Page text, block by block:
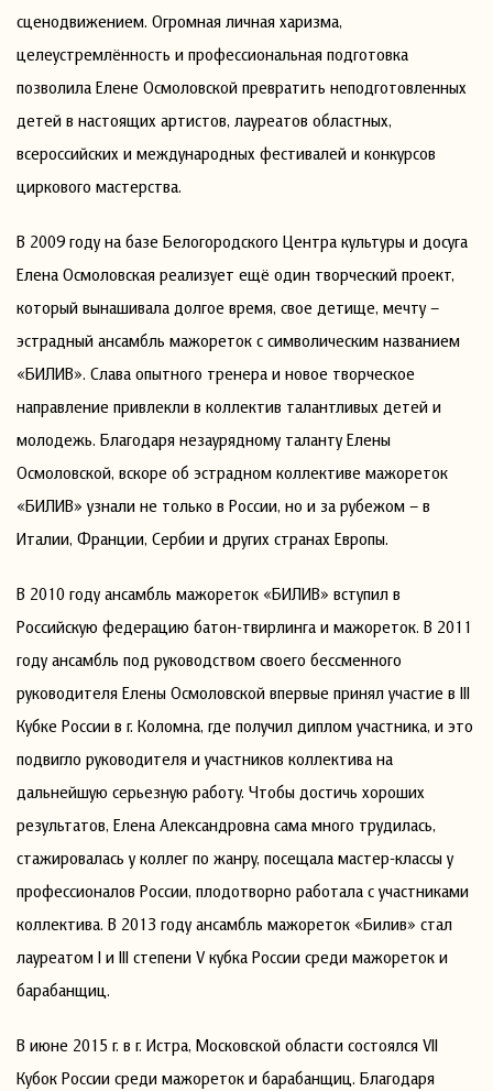
сценодвижением. Огромная личная харизма,
целеустремлённость и профессиональная подготовка
позволила Елене Осмоловской превратить неподготовленных
детей в настоящих артистов, лауреатов областных,
всероссийских и международных фестивалей и конкурсов
циркового мастерства.
В 2009 году на базе Белогородского Центра культуры и досуга
Елена Осмоловская реализует ещё один творческий проект,
который вынашивала долгое время, свое детище, мечту –
эстрадный ансамбль мажореток с символическим названием
«БИЛИВ». Слава опытного тренера и новое творческое
направление привлекли в коллектив талантливых детей и
молодежь. Благодаря незаурядному таланту Елены
Осмоловской, вскоре об эстрадном коллективе мажореток
«БИЛИВ» узнали не только в России, но и за рубежом – в
Италии, Франции, Сербии и других странах Европы.
В 2010 году ансамбль мажореток «БИЛИВ» вступил в
Российскую федерацию батон-твирлинга и мажореток. В 2011
году ансамбль под руководством своего бессменного
руководителя Елены Осмоловской впервые принял участие в III
Кубке России в г. Коломна, где получил диплом участника, и это
подвигло руководителя и участников коллектива на
дальнейшую серьезную работу. Чтобы достичь хороших
результатов, Елена Александровна сама много трудилась,
стажировалась у коллег по жанру, посещала мастер-классы у
профессионалов России, плодотворно работала с участниками
коллектива. В 2013 году ансамбль мажореток «Билив» стал
лауреатом I и III степени V кубка России среди мажореток и
барабанщиц.
В июне 2015 г. в г. Истра, Московской области состоялся VII
Кубок России среди мажореток и барабанщиц. Благодаря